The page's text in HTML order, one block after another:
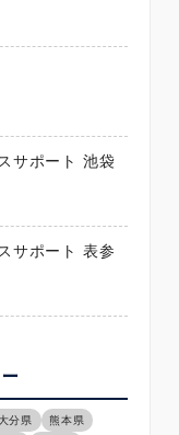
サポート 池袋
サポート 表参
分県
熊本県